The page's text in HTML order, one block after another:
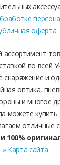
оферта
по всей
снаряжение и
оптика,
и многое
можете купить
отличные
100%
» Карта сайта